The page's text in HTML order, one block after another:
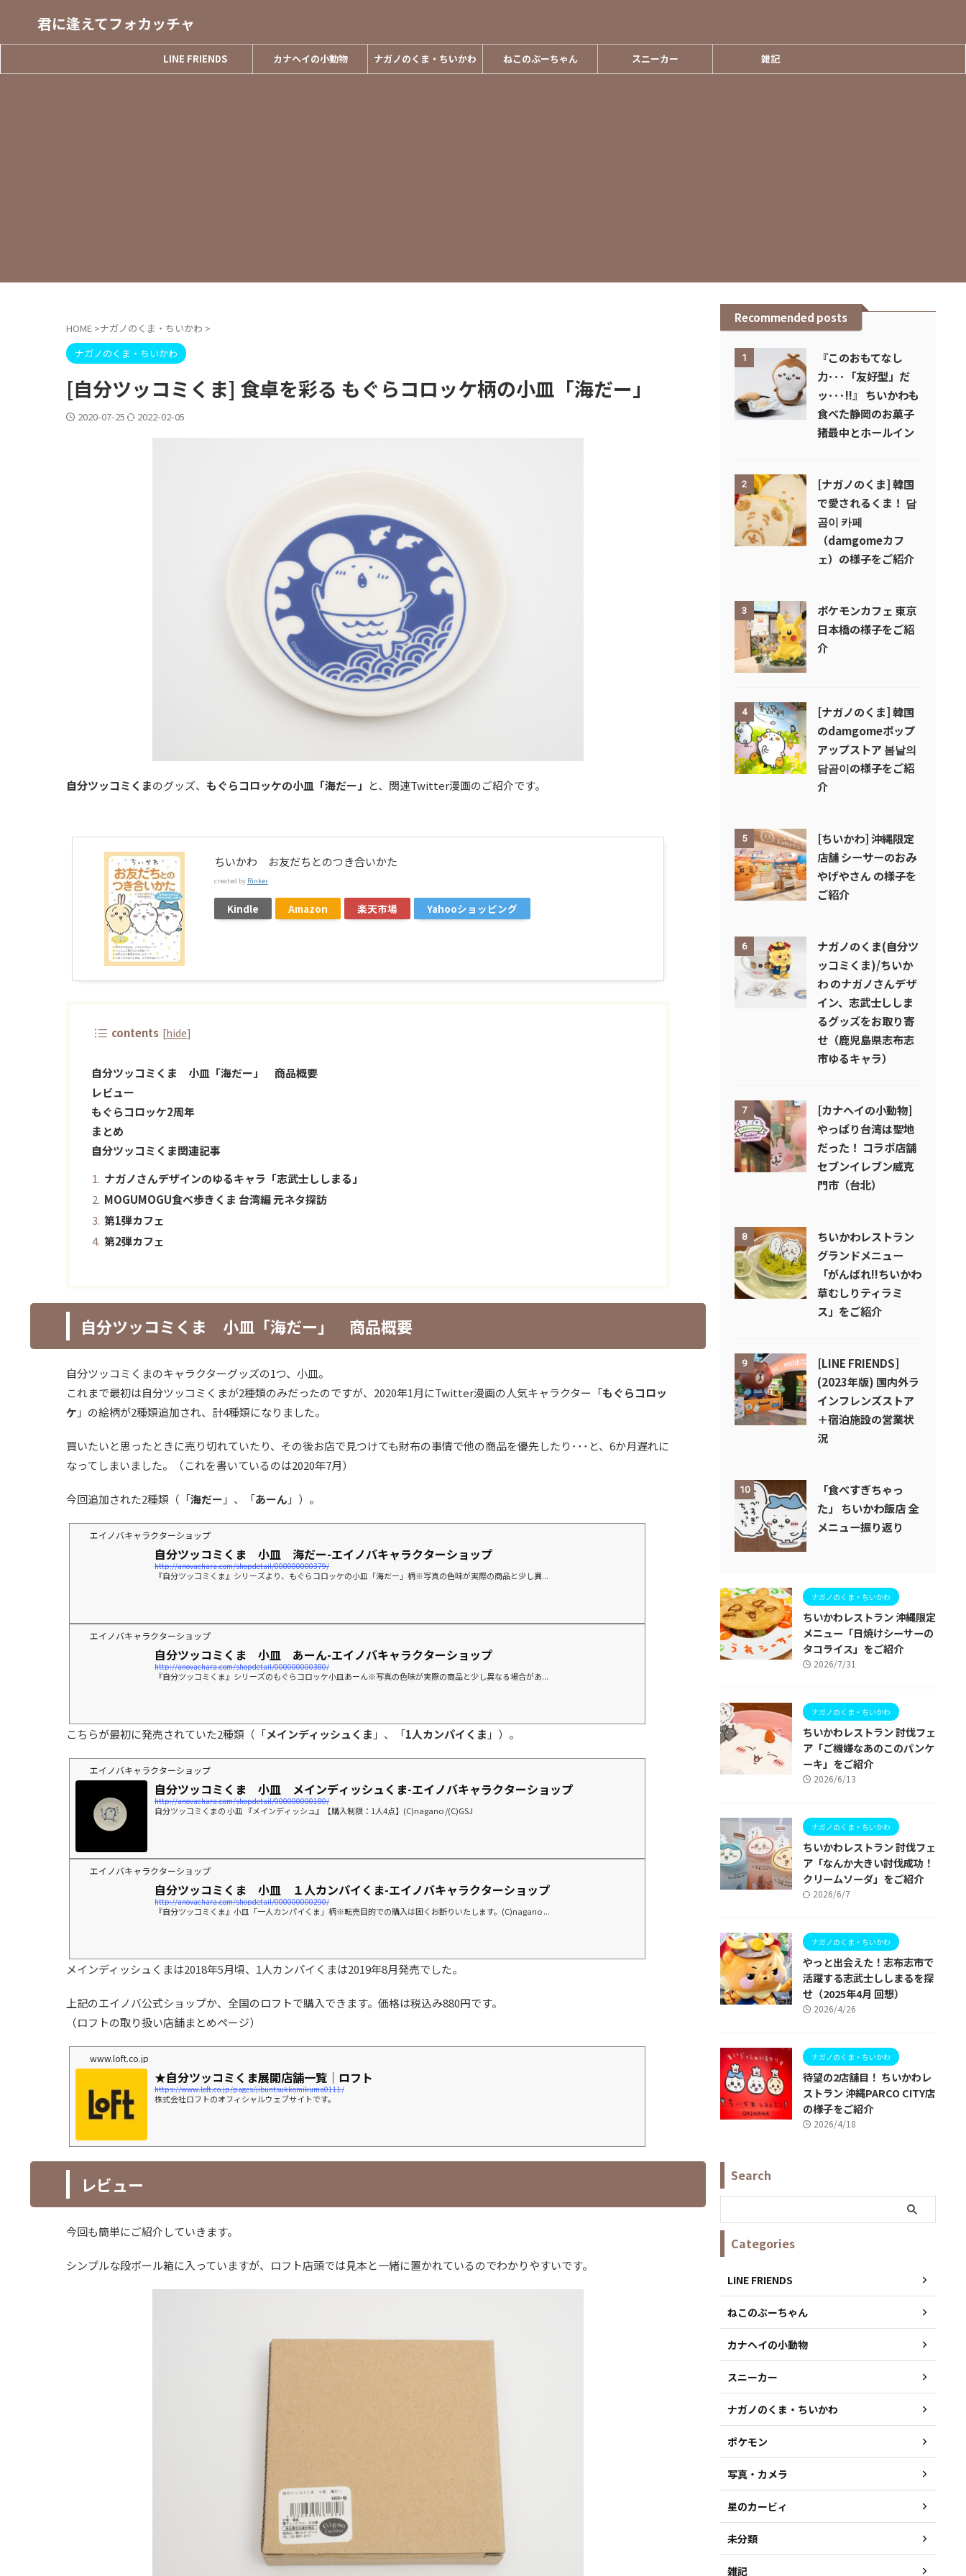
君に逢えてフォカッチャ
LINE FRIENDS カナヘイの小動物 ナガノのくま・ちいかわ ねこのぶーちゃん スニーカー 雑記
HOME >ナガノのくま・ちいかわ >
ナガノのくま・ちいかわ
[自分ツッコミくま] 食卓を彩る もぐらコロッケ柄の小皿「海だー」
2020-07-25 2022-02-05
自分ツッコミくまのグッズ、 もぐらコロッケの小皿「海だー」 と、関連Twitter漫画のご紹介です。
ちいかわ お友だちとのつき合いかた
created by Rinker
Kindle Amazon 楽天市場 Yahooショッピング
contents [hide]
自分ツッコミくま 小皿「海だー」 商品概要
レビュー
もぐらコロッケ2周年
まとめ
自分ツッコミくま関連記事
ナガノさんデザインのゆるキャラ「志武士ししまる」
MOGUMOGU食べ歩きくま 台湾編 元ネタ探訪
第1弾カフェ
第2弾カフェ
自分ツッコミくま 小皿「海だー」 商品概要
自分ツッコミくまのキャラクターグッズの1つ、小皿。
これまで最初は自分ツッコミくまが2種類のみだったのですが、2020年1月にTwitter漫画の人気キャラクター「もぐらコロッ
ケ 」の絵柄が2種類追加され、計4種類になりました。
買いたいと思ったときに売り切れていたり、その後お店で見つけても財布の事情で他の商品を優先したり･･･と、6か月遅れに
なってしまいました。（これを書いているのは2020年7月）
今回追加された2種類（「海だー 」、「あーん 」）。
エイノバキャラクターショップ
自分ツッコミくま 小皿 海だー-エイノバキャラクターショップ
http://anovachara.com/shopdetail/000000000379/
『自分ツッコミくま』シリーズより、もぐらコロッケの小皿「海だー」柄※写真の色味が実際の商品と少し異...
エイノバキャラクターショップ
自分ツッコミくま 小皿 あーん-エイノバキャラクターショップ
http://anovachara.com/shopdetail/000000000380/
『自分ツッコミくま』シリーズのもぐらコロッケ小皿あーん※写真の色味が実際の商品と少し異なる場合があ...
こちらが最初に発売されていた2種類（「メインディッシュくま 」、「1人カンパイくま 」）。
エイノバキャラクターショップ
自分ツッコミくま 小皿 メインディッシュくま-エイノバキャラクターショップ
http://anovachara.com/shopdetail/000000000180/
自分ツッコミくまの 小皿 『メインディッシュ』【購入制限：1人4点】(C)nagano /(C)GSJ
エイノバキャラクターショップ
自分ツッコミくま 小皿 １人カンパイくま-エイノバキャラクターショップ
http://anovachara.com/shopdetail/000000000290/
『自分ツッコミくま』小皿「一人カンパイくま」柄※転売目的での購入は固くお断りいたします。(C)nagano ...
メインディッシュくまは2018年5月頃、1人カンパイくまは2019年8月発売でした。
上記のエイノバ公式ショップか、全国のロフトで購入できます。価格は税込み880円です。
（ロフトの取り扱い店舗まとめページ）
www.loft.co.jp
★自分ツッコミくま展開店舗一覧｜ロフト
https://www.loft.co.jp/pages/jibuntsukkomikuma0111/
株式会社ロフトのオフィシャルウェブサイトです。
レビュー
今回も簡単にご紹介していきます。
シンプルな段ボール箱に入っていますが、ロフト店頭では見本と一緒に置かれているのでわかりやすいです。
Recommended posts
1
『このおもてなし
力･･･「友好型」だ
ッ･･･!!』 ちいかわも
食べた静岡のお菓子
猪最中とホールイン
2
[ナガノのくま] 韓国
で愛されるくま！ 담
곰이 카페
（damgomeカフ
ェ）の様子をご紹介
3
ポケモンカフェ 東京
日本橋の様子をご紹
介
4
[ナガノのくま] 韓国
のdamgomeポップ
アップストア 봄날의
담곰이の様子をご紹
介
5
[ちいかわ] 沖縄限定
店舗 シーサーのおみ
やげやさん の様子を
ご紹介
6
ナガノのくま(自分ツ
ッコミくま)/ちいか
わ のナガノさんデザ
イン、志武士ししま
るグッズをお取り寄
せ（鹿児島県志布志
市ゆるキャラ）
7
[カナヘイの小動物]
やっぱり台湾は聖地
だった！ コラボ店舗
セブンイレブン威克
門市（台北）
8
ちいかわレストラン
グランドメニュー
「がんばれ!!ちいかわ
草むしりティラミ
ス」をご紹介
9
[LINE FRIENDS]
(2023年版) 国内外ラ
インフレンズストア
＋宿泊施設の営業状
況
10
「食べすぎちゃっ
た」 ちいかわ飯店 全
メニュー振り返り
ナガノのくま・ちいかわ
ちいかわレストラン 沖縄限定
メニュー「日焼けシーサーの
タコライス」をご紹介
2026/7/31
ナガノのくま・ちいかわ
ちいかわレストラン 討伐フェ
ア「ご機嫌なあのこのパンケ
ーキ」をご紹介
2026/6/13
ナガノのくま・ちいかわ
ちいかわレストラン 討伐フェ
ア「なんか大きい討伐成功！
クリームソーダ」をご紹介
2026/6/7
ナガノのくま・ちいかわ
やっと出会えた！志布志市で
活躍する志武士ししまるを探
せ（2025年4月 回想）
2026/4/26
ナガノのくま・ちいかわ
待望の2店舗目！ ちいかわレ
ストラン 沖縄PARCO CITY店
の様子をご紹介
2026/4/18
Search
Categories
LINE FRIENDS
ねこのぶーちゃん
カナヘイの小動物
スニーカー
ナガノのくま・ちいかわ
ポケモン
写真・カメラ
星のカービィ
未分類
雑記